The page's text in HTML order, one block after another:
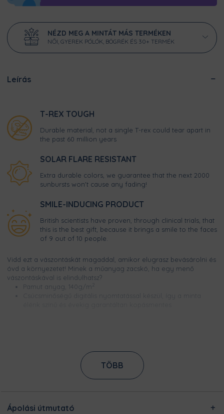
NÉZD MEG A MINTÁT MÁS TERMÉKEN
NŐI, GYEREK PÓLÓK, BÖGRÉK ÉS 30+ TERMÉK
Leírás
T-REX TOUGH
Durable material, not a single T-rex could tear apart in
the past 60 million years
SOLAR FLARE RESISTANT
Extra durable colors, we guarantee that the next 2000
sunbursts won't cause any fading!
SMILE-INDUCING PRODUCT
British scientists have proven, through clinical trials, that
this is the best gift, because it brings a smile to the faces
of 9 out of 10 people.
Vidd ezt a vászontáskát magaddal, amikor elugrasz bevásárolni és
óvd a környezetet! Minek a műanyag zacskó, ha egy menő
vászontáskával is elindulhatsz?
Pamut anyag, 140g/m
azon dolgoznak, hogy minél gyorsabban elkészüljenek a
rendeléseddel, és még frissen és ropogósan, kerüljön
TÖBB
Ápolási útmutató